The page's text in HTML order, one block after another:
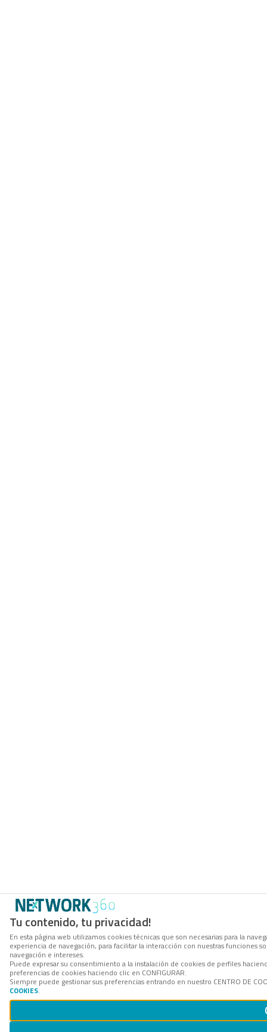
Tu contenido, tu privacidad!
En esta página web utilizamos cookies técnicas que son necesarias para la
experiencia de navegación, para facilitar la interacción con nuestras funciones
navegación e intereses.
Puede expresar su consentimiento a la instalación de cookies de perfiles
preferencias de cookies haciendo clic en CONFIGURAR.
Siempre puede gestionar sus preferencias entrando en nuestro CENTRO DE
COOKIES.